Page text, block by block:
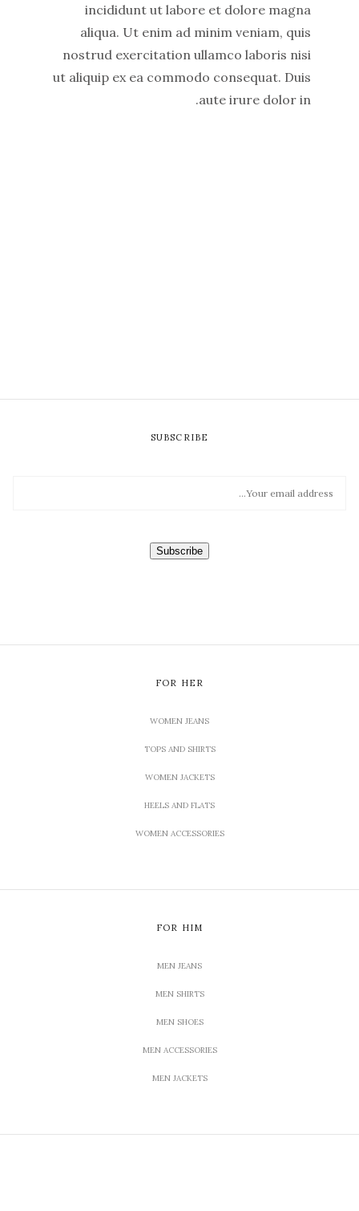
incididunt ut labore et dolore magna
aliqua. Ut enim ad minim veniam, quis
nostrud exercitation ullamco laboris nisi
ut aliquip ex ea commodo consequat. Duis
aute irure dolor in.
SUBSCRIBE
Subscribe
FOR HER
WOMEN JEANS
TOPS AND SHIRTS
WOMEN JACKETS
HEELS AND FLATS
WOMEN ACCESSORIES
FOR HIM
MEN JEANS
MEN SHIRTS
MEN SHOES
MEN ACCESSORIES
MEN JACKETS